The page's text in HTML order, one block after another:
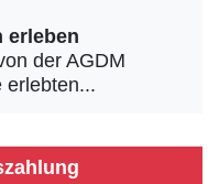
erleben
der AGDM
erlebten...